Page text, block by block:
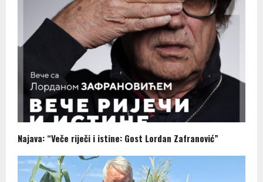
Najava: “Veče riječi i istine: Gost Lordan Zafranović”